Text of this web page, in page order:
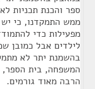
ספר והכנת תכניות
ממש התמקדנו, כי
מפעילות כדי
לילדים אבל כמובן
בהשמנת יתר לא
המשפחה, בית הספר,
הרבה מאוד גורמים.